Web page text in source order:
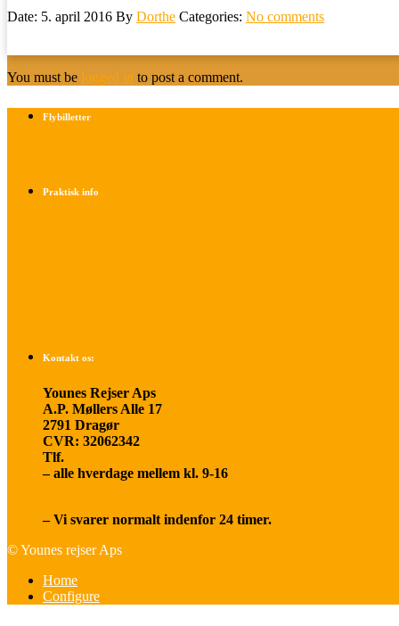
Date: 5. april 2016 By Dorthe Categories: No comments
You must be logged in to post a comment.
Flybilletter
Praktisk info
Kontakt os:
Younes Rejser Aps
A.P. Møllers Alle 17
2791 Dragør
CVR: 32062342
Tlf.
– alle hverdage mellem kl. 9-16
– Vi svarer normalt indenfor 24 timer.
© Younes rejser Aps
Home
Configure